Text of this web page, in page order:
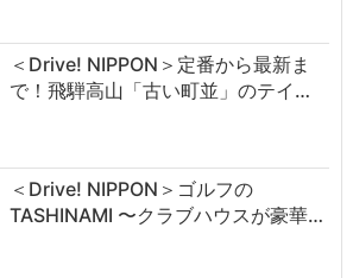
＜Drive! NIPPON＞定番から最新ま
で！飛騨高山「古い町並」のテイ…
＜Drive! NIPPON＞ゴルフの
TASHINAMI 〜クラブハウスが豪華…